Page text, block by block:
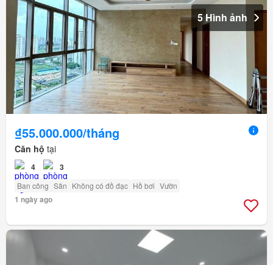
5 Hình ảnh
₫55.000.000/tháng
Căn hộ tại
4 3
Ban công Sân Không có đồ đạc Hồ bơi Vườn
1 ngày ago